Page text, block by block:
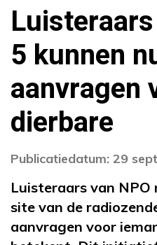
5 kunnen
aanvragen
dierbare
Publicatiedatum: 29
Luisteraars van NPO
site van de
aanvragen voor